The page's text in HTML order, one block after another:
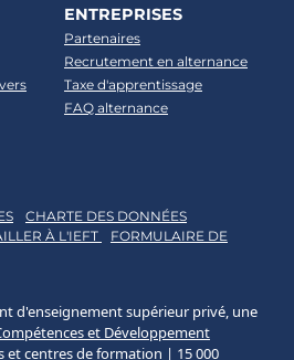
ENTREPRISES
Partenaires
Recrutement en alternance
Taxe d'apprentissage
FAQ alternance
CHARTE DES DONNÉES
À L'IEFT
FORMULAIRE DE